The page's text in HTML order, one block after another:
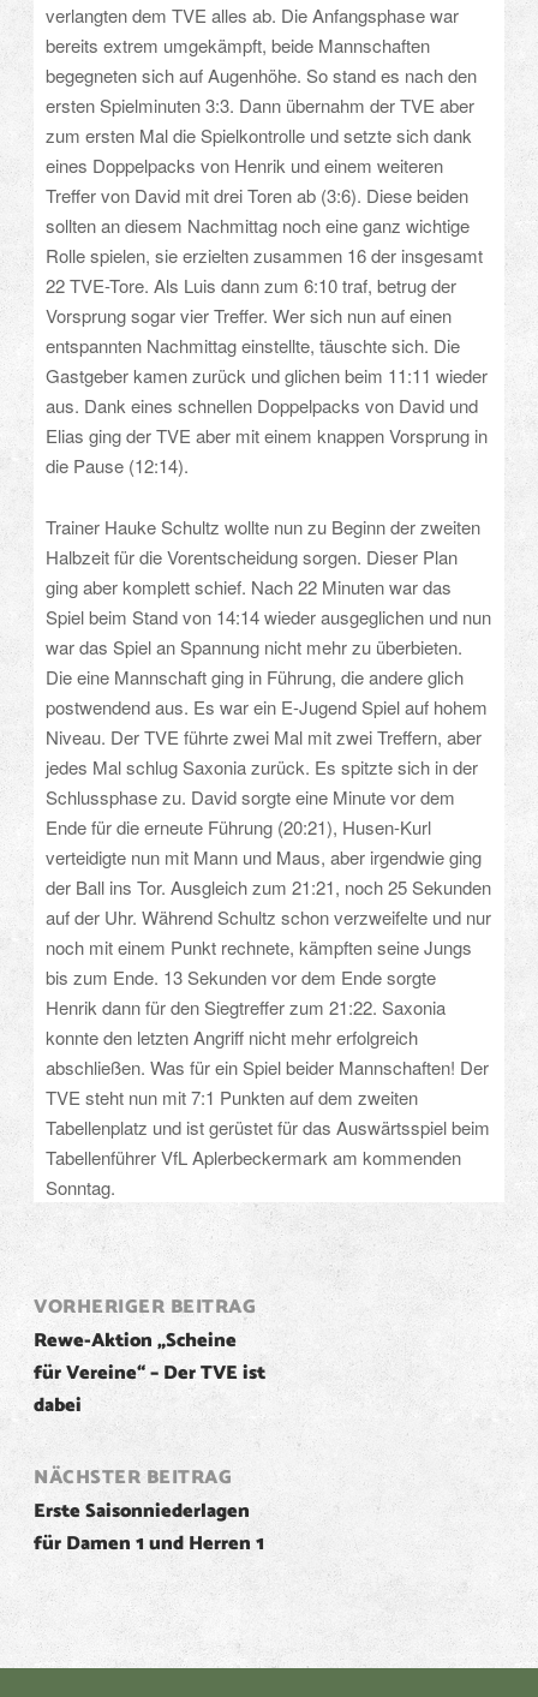
verlangten dem TVE alles ab. Die Anfangsphase war
bereits extrem umgekämpft, beide Mannschaften
begegneten sich auf Augenhöhe. So stand es nach den
ersten Spielminuten 3:3. Dann übernahm der TVE aber
zum ersten Mal die Spielkontrolle und setzte sich dank
eines Doppelpacks von Henrik und einem weiteren
Treffer von David mit drei Toren ab (3:6). Diese beiden
sollten an diesem Nachmittag noch eine ganz wichtige
Rolle spielen, sie erzielten zusammen 16 der insgesamt
22 TVE-Tore. Als Luis dann zum 6:10 traf, betrug der
Vorsprung sogar vier Treffer. Wer sich nun auf einen
entspannten Nachmittag einstellte, täuschte sich. Die
Gastgeber kamen zurück und glichen beim 11:11 wieder
aus. Dank eines schnellen Doppelpacks von David und
Elias ging der TVE aber mit einem knappen Vorsprung in
die Pause (12:14).
Trainer Hauke Schultz wollte nun zu Beginn der zweiten
Halbzeit für die Vorentscheidung sorgen. Dieser Plan
ging aber komplett schief. Nach 22 Minuten war das
Spiel beim Stand von 14:14 wieder ausgeglichen und nun
war das Spiel an Spannung nicht mehr zu überbieten.
Die eine Mannschaft ging in Führung, die andere glich
postwendend aus. Es war ein E-Jugend Spiel auf hohem
Niveau. Der TVE führte zwei Mal mit zwei Treffern, aber
jedes Mal schlug Saxonia zurück. Es spitzte sich in der
Schlussphase zu. David sorgte eine Minute vor dem
Ende für die erneute Führung (20:21), Husen-Kurl
verteidigte nun mit Mann und Maus, aber irgendwie ging
der Ball ins Tor. Ausgleich zum 21:21, noch 25 Sekunden
auf der Uhr. Während Schultz schon verzweifelte und nur
noch mit einem Punkt rechnete, kämpften seine Jungs
bis zum Ende. 13 Sekunden vor dem Ende sorgte
Henrik dann für den Siegtreffer zum 21:22. Saxonia
konnte den letzten Angriff nicht mehr erfolgreich
abschließen. Was für ein Spiel beider Mannschaften! Der
TVE steht nun mit 7:1 Punkten auf dem zweiten
Tabellenplatz und ist gerüstet für das Auswärtsspiel beim
Tabellenführer VfL Aplerbeckermark am kommenden
Sonntag.
Post
navigation
VORHERIGER BEITRAG
Rewe-Aktion „Scheine
für Vereine“ – Der TVE ist
dabei
NÄCHSTER BEITRAG
Erste Saisonniederlagen
für Damen 1 und Herren 1